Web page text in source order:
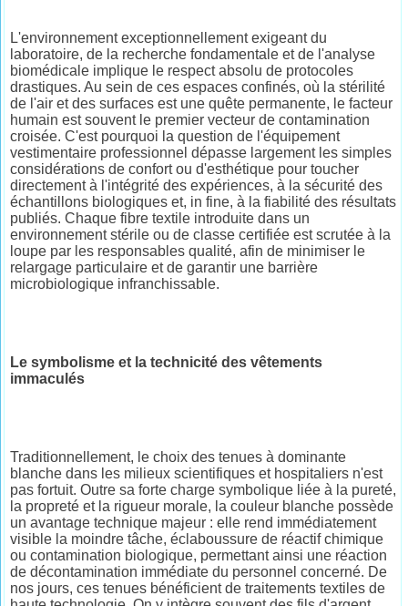
L'environnement exceptionnellement exigeant du
laboratoire, de la recherche fondamentale et de l'analyse
biomédicale implique le respect absolu de protocoles
drastiques. Au sein de ces espaces confinés, où la stérilité
de l'air et des surfaces est une quête permanente, le facteur
humain est souvent le premier vecteur de contamination
croisée. C'est pourquoi la question de l'équipement
vestimentaire professionnel dépasse largement les simples
considérations de confort ou d'esthétique pour toucher
directement à l'intégrité des expériences, à la sécurité des
échantillons biologiques et, in fine, à la fiabilité des résultats
publiés. Chaque fibre textile introduite dans un
environnement stérile ou de classe certifiée est scrutée à la
loupe par les responsables qualité, afin de minimiser le
relargage particulaire et de garantir une barrière
microbiologique infranchissable.
Le symbolisme et la technicité des vêtements
immaculés
Traditionnellement, le choix des tenues à dominante
blanche dans les milieux scientifiques et hospitaliers n'est
pas fortuit. Outre sa forte charge symbolique liée à la pureté,
la propreté et la rigueur morale, la couleur blanche possède
un avantage technique majeur : elle rend immédiatement
visible la moindre tâche, éclaboussure de réactif chimique
ou contamination biologique, permettant ainsi une réaction
de décontamination immédiate du personnel concerné. De
nos jours, ces tenues bénéficient de traitements textiles de